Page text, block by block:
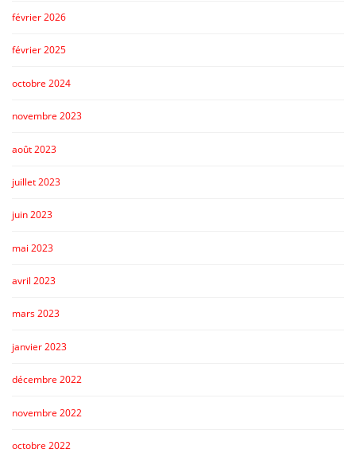
février 2026
février 2025
octobre 2024
novembre 2023
août 2023
juillet 2023
juin 2023
mai 2023
avril 2023
mars 2023
janvier 2023
décembre 2022
novembre 2022
octobre 2022